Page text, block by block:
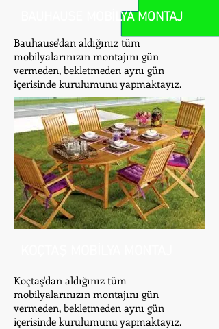
BAUHAUSE MOBİLYA MONTAJ
Bauhause'dan aldığınız tüm
mobilyalarınızın montajını gün
vermeden, bekletmeden aynı gün
içerisinde kurulumunu yapmaktayız.
Koçtaş'dan aldığınız tüm
mobilyalarınızın montajını gün
vermeden, bekletmeden aynı gün
içerisinde kurulumunu yapmaktayız.